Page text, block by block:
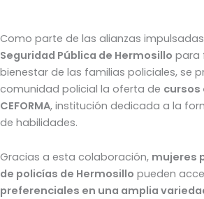
Como parte de las alianzas
Seguridad Pública de Hermosillo para
bienestar de las familias policiales, se
comunidad policial la oferta de cursos
CEFORMA, institución dedicada a la
de habilidades.
Gracias a esta colaboración, mujeres
de policías de Hermosillo pueden
preferenciales en una amplia